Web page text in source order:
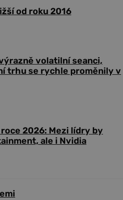
od roku 2016
volatilní seanci,
trhu se rychle proměnily v
2026: Mezi lídry by
ale i Nvidia